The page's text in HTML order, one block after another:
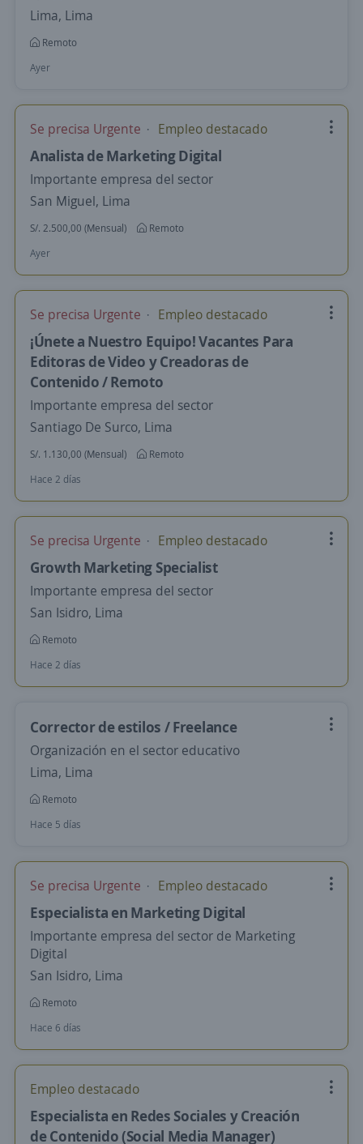
Lima, Lima
Remoto
Ayer
Se precisa Urgente Empleo destacado
Analista de Marketing Digital
Importante empresa del sector
San Miguel, Lima
S/. 2.500,00 (Mensual)
Remoto
Ayer
Se precisa Urgente Empleo destacado
¡Únete a Nuestro Equipo! Vacantes Para
Editoras de Video y Creadoras de
Contenido / Remoto
Importante empresa del sector
Santiago De Surco, Lima
S/. 1.130,00 (Mensual)
Remoto
Hace 2 días
Se precisa Urgente Empleo destacado
Growth Marketing Specialist
Importante empresa del sector
San Isidro, Lima
Remoto
Hace 2 días
Corrector de estilos / Freelance
Organización en el sector educativo
Lima, Lima
Remoto
Hace 5 días
Se precisa Urgente Empleo destacado
Especialista en Marketing Digital
Importante empresa del sector de Marketing
Digital
San Isidro, Lima
Remoto
Hace 6 días
Empleo destacado
Especialista en Redes Sociales y Creación
de Contenido (Social Media Manager)